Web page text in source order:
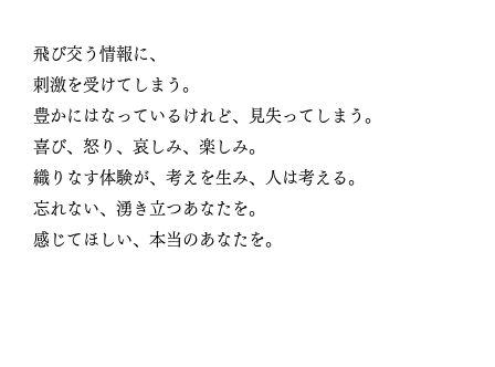
飛び交う情報に、
刺激を受けてしまう。
豊かにはなっているけれど、見失ってしまう。
喜び、怒り、哀しみ、楽しみ。
織りなす体験が、考えを生み、人は考える。
忘れない、湧き立つあなたを。
感じてほしい、本当のあなたを。